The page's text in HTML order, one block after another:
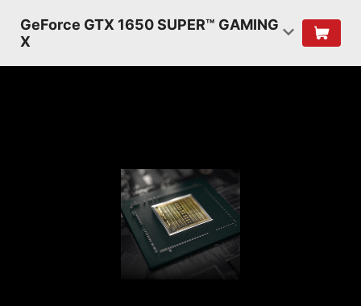
GeForce GTX 1650 SUPER™ GAMING
X